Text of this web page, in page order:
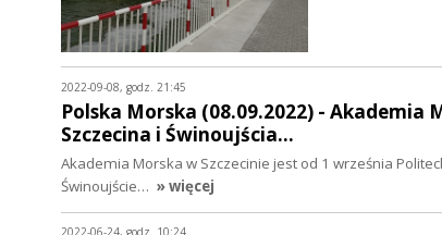
2022-09-08, godz. 21:45
Polska Morska (08.09.2022) -
Szczecina i Świnoujścia…
Akademia Morska w Szczecinie jest od 1 września
Świnoujście… » więcej